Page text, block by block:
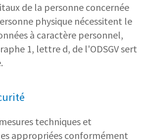
de la personne concernée
physique nécessitent le
à caractère personnel,
1, lettre d, de l'ODSGV sert
techniques et
appropriées conformément